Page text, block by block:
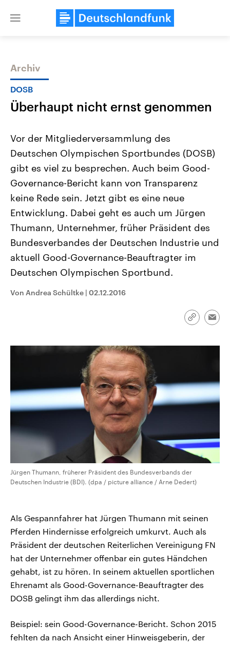
Close
Themen
Landtagswahl Sachsen-Anhalt
2026
Alle Informationen
Sachsen-Anhalt wählt am 6.
September 2026 einen neuen
Landtag. Seit 2021 wird das
Bundesland von einer Koalition aus
Umfragen, Prognosen,
Wahlprogramme, aktuelle Berichte
und Hintergründe zu den Parteien
und Kandidaten der anstehenden
Wahl.
USA
Aktuelle Beiträge,
Hintergründe
Wirtschaftlich und
gehören die Vereinigten
den mächtigsten Ländern
mit großem Einfluss auf
Sendungen Programm Podcasts
Archiv
DOSB
Überhaupt nicht ernst genommen
Vor der Mitgliederversammlung des
Deutschen Olympischen Sportbundes (DOSB)
gibt es viel zu besprechen. Auch beim Good-
Governance-Bericht kann von Transparenz
keine Rede sein. Jetzt gibt es eine neue
Entwicklung. Dabei geht es auch um Jürgen
Thumann, Unternehmer, früher Präsident des
Bundesverbandes der Deutschen Industrie und
aktuell Good-Governance-Beauftragter im
Deutschen Olympischen Sportbund.
Von Andrea Schültke | 02.12.2016
Link
Jürgen Thumann, früherer Präsident des Bundesverbands der
Deutschen Industrie (BDI). (dpa / picture alliance / Arne Dedert)
Als Gespannfahrer hat Jürgen Thumann mit seinen
Pferden Hindernisse erfolgreich umkurvt. Auch als
Präsident der deutschen Reiterlichen Vereinigung FN
hat der Unternehmer offenbar ein gutes Händchen
gehabt, ist zu hören. In seinem aktuellen sportlichen
Ehrenamt als Good-Governance-Beauftragter des
DOSB gelingt ihm das allerdings nicht.
Beispiel: sein Good-Governance-Bericht. Schon 2015
fehlten da nach Ansicht einer Hinweisgeberin, der